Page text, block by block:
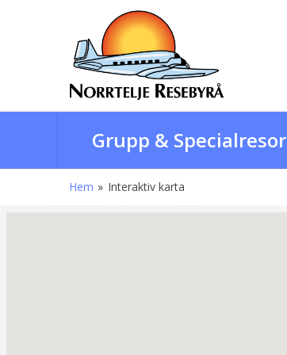
Grupp & Specialresor
Hem » Interaktiv karta